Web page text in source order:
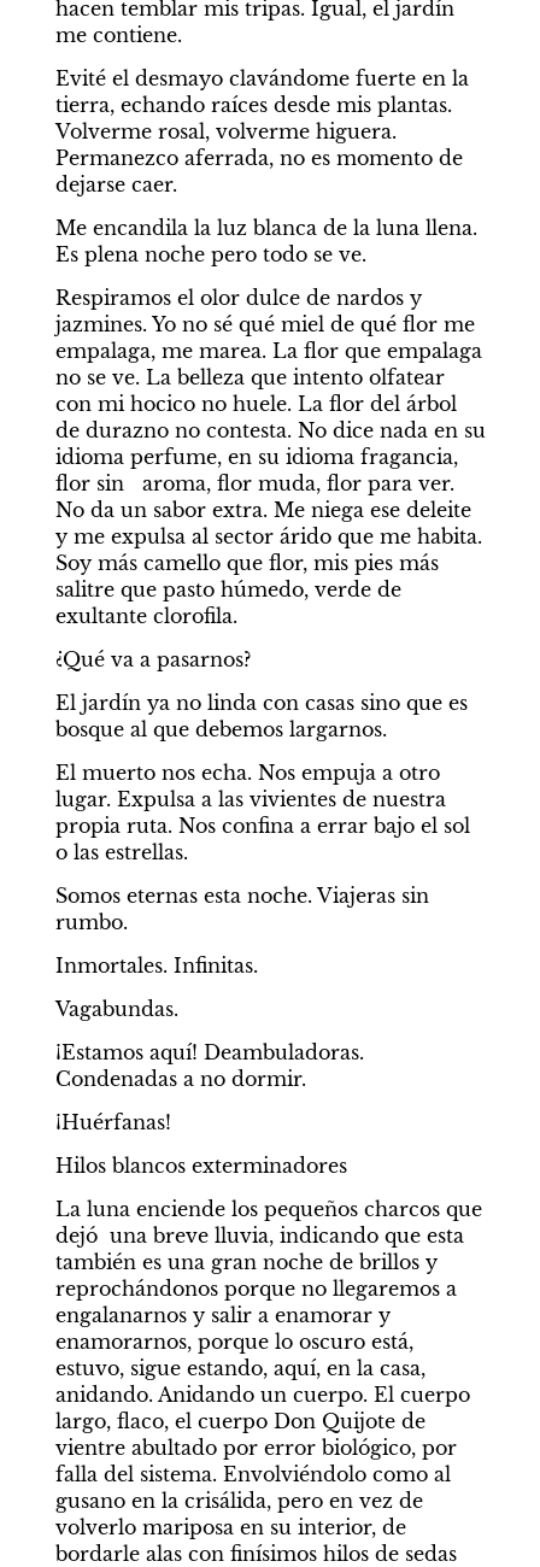
hacen temblar mis tripas. Igual, el jardín
me contiene.
Evité el desmayo clavándome fuerte en la
tierra, echando raíces desde mis plantas.
Volverme rosal, volverme higuera.
Permanezco aferrada, no es momento de
dejarse caer.
Me encandila la luz blanca de la luna llena.
Es plena noche pero todo se ve.
Respiramos el olor dulce de nardos y
jazmines. Yo no sé qué miel de qué flor me
empalaga, me marea. La flor que empalaga
no se ve. La belleza que intento olfatear
con mi hocico no huele. La flor del árbol
de durazno no contesta. No dice nada en su
idioma perfume, en su idioma fragancia,
flor sin   aroma, flor muda, flor para ver.
No da un sabor extra. Me niega ese deleite
y me expulsa al sector árido que me habita.
Soy más camello que flor, mis pies más
salitre que pasto húmedo, verde de
exultante clorofila.
¿Qué va a pasarnos?
El jardín ya no linda con casas sino que es
bosque al que debemos largarnos.
El muerto nos echa. Nos empuja a otro
lugar. Expulsa a las vivientes de nuestra
propia ruta. Nos confina a errar bajo el sol
o las estrellas.
Somos eternas esta noche. Viajeras sin
rumbo.
Inmortales. Infinitas.
Vagabundas.
¡Estamos aquí! Deambuladoras.
Condenadas a no dormir.
¡Huérfanas!
Hilos blancos exterminadores
La luna enciende los pequeños charcos que
dejó  una breve lluvia, indicando que esta
también es una gran noche de brillos y
reprochándonos porque no llegaremos a
engalanarnos y salir a enamorar y
enamorarnos, porque lo oscuro está,
estuvo, sigue estando, aquí, en la casa,
anidando. Anidando un cuerpo. El cuerpo
largo, flaco, el cuerpo Don Quijote de
vientre abultado por error biológico, por
falla del sistema. Envolviéndolo como al
gusano en la crisálida, pero en vez de
volverlo mariposa en su interior, de
bordarle alas con finísimos hilos de sedas